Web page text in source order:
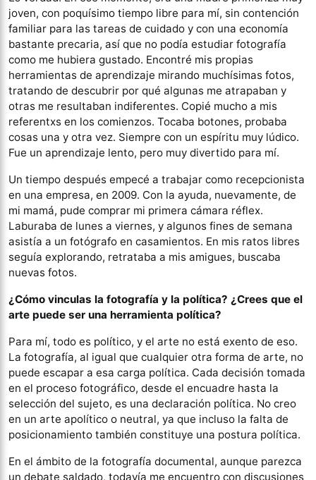
joven, con poquísimo tiempo libre para mí, sin contención
familiar para las tareas de cuidado y con una economía
bastante precaria, así que no podía estudiar fotografía
como me hubiera gustado. Encontré mis propias
herramientas de aprendizaje mirando muchísimas fotos,
tratando de descubrir por qué algunas me atrapaban y
otras me resultaban indiferentes. Copié mucho a mis
referentxs en los comienzos. Tocaba botones, probaba
cosas una y otra vez. Siempre con un espíritu muy lúdico.
Fue un aprendizaje lento, pero muy divertido para mí.
Un tiempo después empecé a trabajar como recepcionista
en una empresa, en 2009. Con la ayuda, nuevamente, de
mi mamá, pude comprar mi primera cámara réflex.
Laburaba de lunes a viernes, y algunos fines de semana
asistía a un fotógrafo en casamientos. En mis ratos libres
seguía explorando, retrataba a mis amigues, buscaba
nuevas fotos.
¿Cómo vinculas la fotografía y la política? ¿Crees que el
arte puede ser una herramienta política?
Para mí, todo es político, y el arte no está exento de eso.
La fotografía, al igual que cualquier otra forma de arte, no
puede escapar a esa carga política. Cada decisión tomada
en el proceso fotográfico, desde el encuadre hasta la
selección del sujeto, es una declaración política. No creo
en un arte apolítico o neutral, ya que incluso la falta de
posicionamiento también constituye una postura política.
En el ámbito de la fotografía documental, aunque parezca
un debate saldado, todavía me encuentro con discusiones